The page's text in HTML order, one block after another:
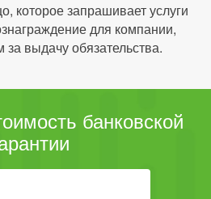
которое запрашивает услуги
для компании,
выдачу обязательства.
банковской